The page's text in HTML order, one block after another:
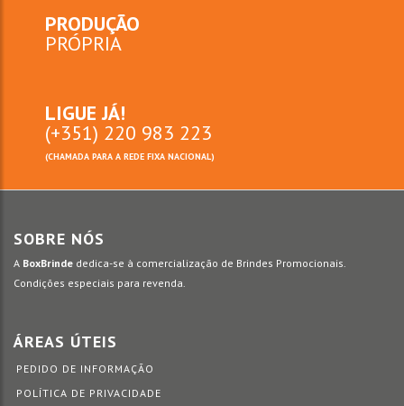
PRODUÇÃO
PRÓPRIA
LIGUE JÁ!
(+351) 220 983 223
(CHAMADA PARA A REDE FIXA NACIONAL)
SOBRE NÓS
A BoxBrinde dedica-se à comercialização de Brindes Promocionais.
Condições especiais para revenda.
ÁREAS ÚTEIS
PEDIDO DE INFORMAÇÃO
POLÍTICA DE PRIVACIDADE